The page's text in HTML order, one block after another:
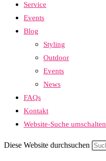
Service
Events
Blog
Styling
Outdoor
Events
News
FAQs
Kontakt
Website-Suche umschalten
Diese Website durchsuchen